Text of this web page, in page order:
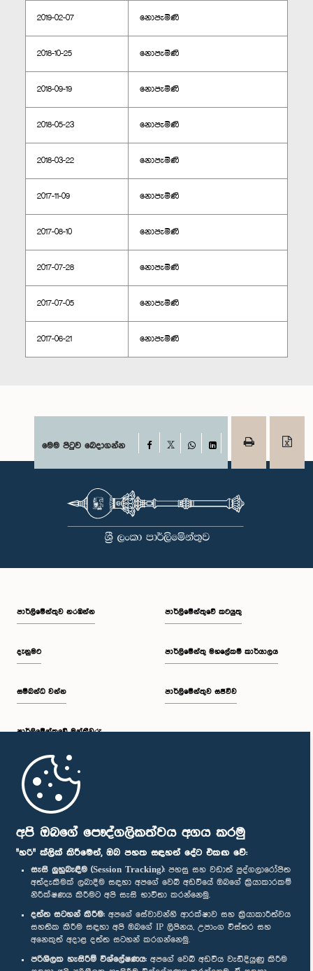
අපි ඔබගේ පෞද්ගලිකත්වය අගය කරමු
"හරි" ක්ලික් කිරීමෙන්, ඔබ පහත සඳහන් දේට එකඟ වේ:
සැසි ලුහුබැඳීම (Session Tracking): පහසු සහ වඩාත් පුද්ගලාරෝපිත
අත්දැකීමක් ලබාදීම සඳහා අපගේ වෙබ් අඩවියේ ඔබගේ ක්‍රියාකාරකම්
නිරීක්ෂණය කිරීමට අපි සැසි භාවිතා කරන්නෙමු.
දත්ත සටහන් කිරීම: අපගේ සේවාවන්හි ආරක්ෂාව සහ ක්‍රියාකාරීත්වය
සහතික කිරීම සඳහා අපි ඔබගේ IP ලිපිනය, උපාංග විස්තර සහ
අනෙකුත් අදාළ දත්ත සටහන් කරගන්නෙමු.
පරිශීලක හැසිරීම් විශ්ලේෂණය: අපගේ වෙබ් අඩවිය වැඩිදියුණු කිරීම
2019-02-07 නොපැමිණි
2018-10-25 නොපැමිණි
2018-09-19 නොපැමිණි
2018-05-23 නොපැමිණි
2018-03-22 නොපැමිණි
2017-11-09 නොපැමිණි
2017-08-10 නොපැමිණි
2017-07-28 නොපැමිණි
2017-07-05 නොපැමිණි
2017-06-21 නොපැමිණි
මෙම පිටුව බෙදාගන්න Facebook
WhatsAppLinkedIn
පාර්ලි‌මේන්තුව නරඹන්න
දැනුමට
සම්බන්ධ වන්න
පාර්ලි‌මේන්තුවේ මන්ත්‍රීවරු
මුල් පිටුව
පාර්ලිමේන්තුවේ කටයුතු
පාර්ලිමේන්තු මහලේකම් කාර්යාලය
පාර්ලිමේන්තුව සජීවීව
පාර්ලිමේන්තු ජංගම යෙදුම
අප හා සම්බන්ධ වී සිටින්න :
සම්මාන